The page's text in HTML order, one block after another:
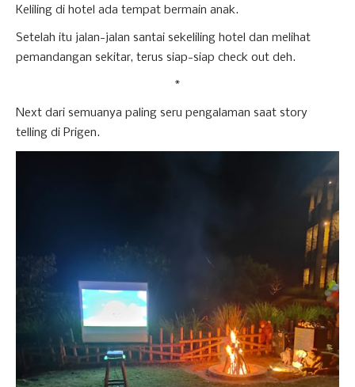
Keliling di hotel ada tempat bermain anak.
Setelah itu jalan-jalan santai sekeliling hotel dan melihat
pemandangan sekitar, terus siap-siap check out deh.
*
Next dari semuanya paling seru pengalaman saat story
telling di Prigen.